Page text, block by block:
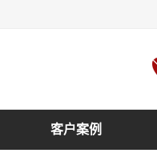
客户案例